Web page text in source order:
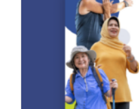
Aînés
Activités
Activités
Images et vidéos
Effacer tous les filtres